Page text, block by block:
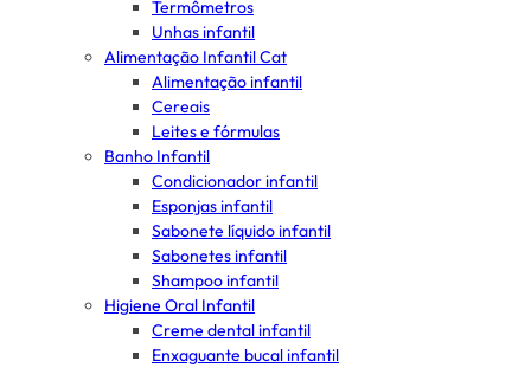
Termômetros
Unhas infantil
Alimentação Infantil Cat
Alimentação infantil
Cereais
Leites e fórmulas
Banho Infantil
Condicionador infantil
Esponjas infantil
Sabonete líquido infantil
Sabonetes infantil
Shampoo infantil
Higiene Oral Infantil
Creme dental infantil
Enxaguante bucal infantil